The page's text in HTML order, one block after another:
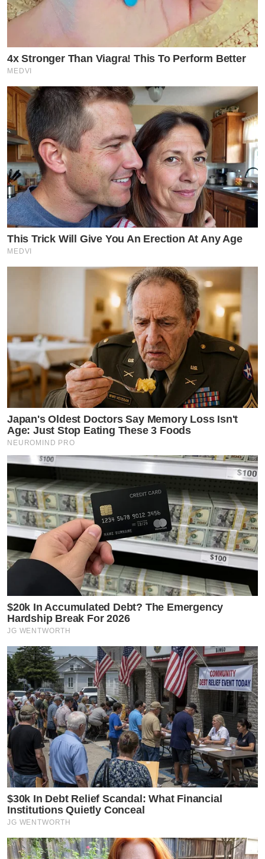
4x Stronger Than Viagra! This To Perform Better
MEDVI
This Trick Will Give You An Erection At Any Age
MEDVI
Japan's Oldest Doctors Say Memory Loss Isn't
Age: Just Stop Eating These 3 Foods
NEUROMIND PRO
$20k In Accumulated Debt? The Emergency
Hardship Break For 2026
JG WENTWORTH
$30k In Debt Relief Scandal: What Financial
Institutions Quietly Conceal
JG WENTWORTH